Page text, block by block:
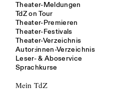
Theater-Meldungen
TdZ on Tour
Theater-Premieren
Theater-Festivals
Theater-Verzeichnis
Autor:innen-Verzeichnis
Leser- & Aboservice
Sprachkurse
Mein TdZ